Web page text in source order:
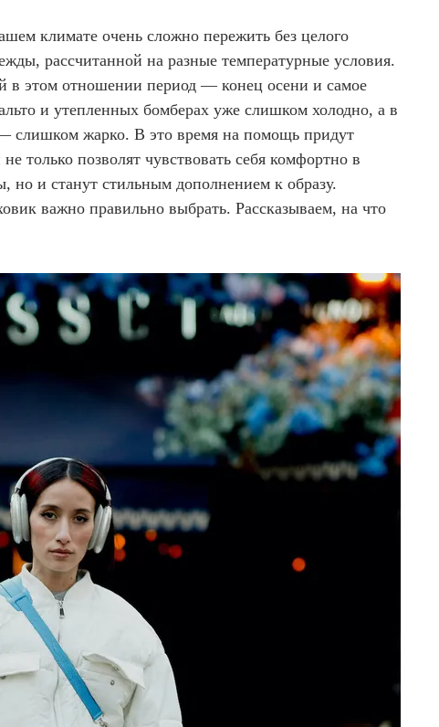
климате очень сложно пережить без целого
рассчитанной на разные температурные условия.
в этом отношении период — конец осени и самое
и утепленных бомберах уже слишком холодно, а в
слишком жарко. В это время на помощь придут
только позволят чувствовать себя комфортно в
но и станут стильным дополнением к образу.
важно правильно выбрать. Рассказываем, на что